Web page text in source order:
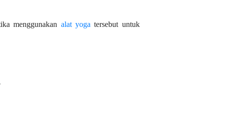
menggunakan alat yoga tersebut untuk